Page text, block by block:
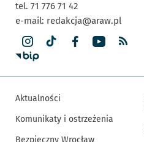
tel. 71 776 71 42
e-mail: redakcja@araw.pl
Aktualności
Komunikaty i ostrzeżenia
Bezpieczny Wrocław